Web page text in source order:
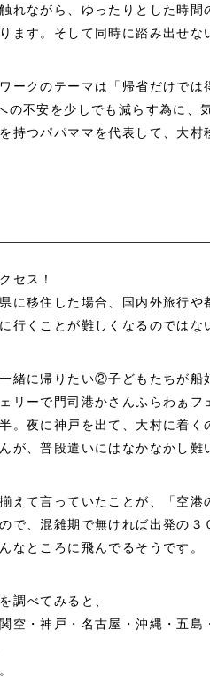
れながら、ゆったりとした時
ます。そして同時に踏み出せな
ークのテーマは「帰省だけで
の不安を少しでも減らす為に、
持つパパママを代表して、大
セス！
に移住した場合、国内外旅行
行くことが難しくなるのでは
緒に帰りたい②子どもたちが船
リーで門司港かさんふらわぁ
。夜に神戸を出て、大村に着
が、普段遣いにはなかなかし難
えて言っていたことが、「空
で、混雑期で無ければ出発の
なところに飛んでるそうです。
調べてみると、
空・神戸・名古屋・沖縄・五島